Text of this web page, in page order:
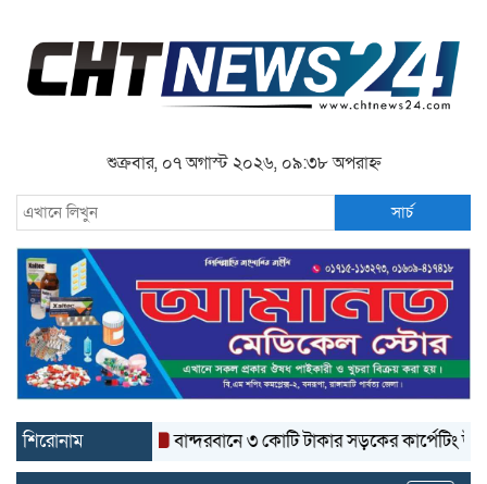
শুক্রবার, ০৭ অগাস্ট ২০২৬, ০৯:৩৮ অপরাহ্ন
সার্চ
শিরোনাম বান্দরবানে ৩ কোটি টাকার সড়কের কার্পেটিং উঠে যাচ্ছে